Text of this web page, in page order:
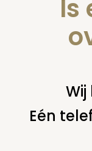
U bent hier: home
Is
Eén